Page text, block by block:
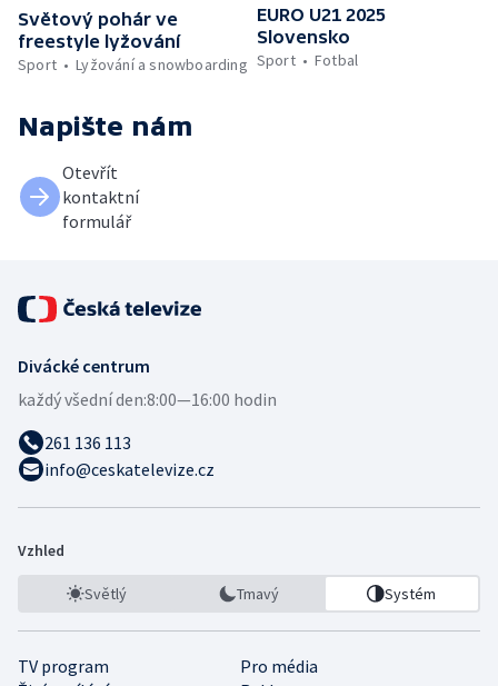
Světový pohár ve
freestyle lyžování
Sport
Lyžování a snowboarding
EURO U21 2025
Slovensko
Sport
Fotbal
Napište nám
Otevřít
kontaktní
formulář
Divácké centrum
každý všední den:8:00—16:00 hodin
261 136 113
info@ceskatelevize.cz
Vzhled
Světlý Tmavý Systém
TV program
Pro média